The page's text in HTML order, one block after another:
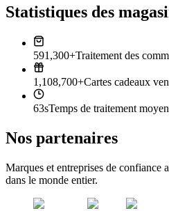
Statistiques des
591,300+Traitement des
1,108,700+Cartes cadeaux
63sTemps de traitement moyen
Nos partenaires
Marques et entreprises de confiance
dans le monde entier.